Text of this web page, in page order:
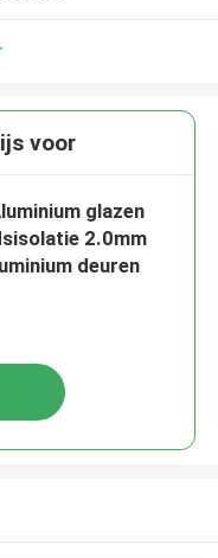
voor
glazen
2.0mm
deuren